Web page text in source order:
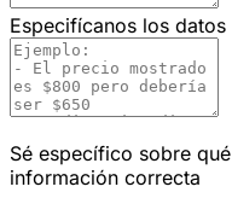
Especifícanos los
Sé específico sobre
información correcta